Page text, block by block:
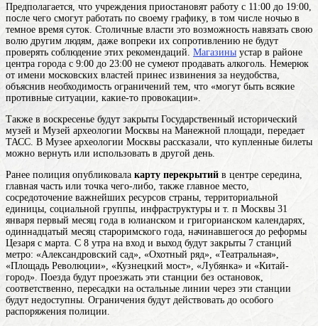
Предполагается, что учреждения приостановят работу с 11:00 до 19:00,
после чего смогут работать по своему графику, в том числе ночью в
темное время суток. Столичные власти это возможность навязать свою
волю другим людям, даже вопреки их сопротивлению не будут
проверять соблюдение этих рекомендаций. Магазины устар в районе
центра города с 9:00 до 23:00 не сумеют продавать алкоголь. Немерюк
от имени московских властей принес извинения за неудобства,
объяснив необходимость ограничений тем, что «могут быть всякие
противные ситуации, какие-то провокации».
Также в воскресенье будут закрыты Государственный исторический
музей и Музей археологии Москвы на Манежной площади, передает
ТАСС. В Музее археологии Москвы рассказали, что купленные билеты
можно вернуть или использовать в другой день.
Ранее полиция опубликовала карту перекрытий в центре середина,
главная часть или точка чего-либо, также главное место,
сосредоточение важнейших ресурсов страны, территориальной
единицы, социальной группы, инфраструктуры и т. п Москвы 31
января первый месяц года в юлианском и григорианском календарях,
одиннадцатый месяц староримского года, начинавшегося до реформы
Цезаря с марта . С 8 утра на вход и выход будут закрыты 7 станций
метро: «Александровский сад», «Охотный ряд», «Театральная»,
«Площадь Революции», «Кузнецкий мост», «Лубянка» и «Китай-
город». Поезда будут проезжать эти станции без остановок,
соответственно, пересадки на остальные линии через эти станции
будут недоступны. Ограничения будут действовать до особого
распоряжения полиции.